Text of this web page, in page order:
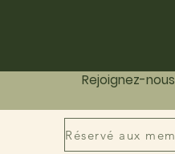
Rejoignez-nous